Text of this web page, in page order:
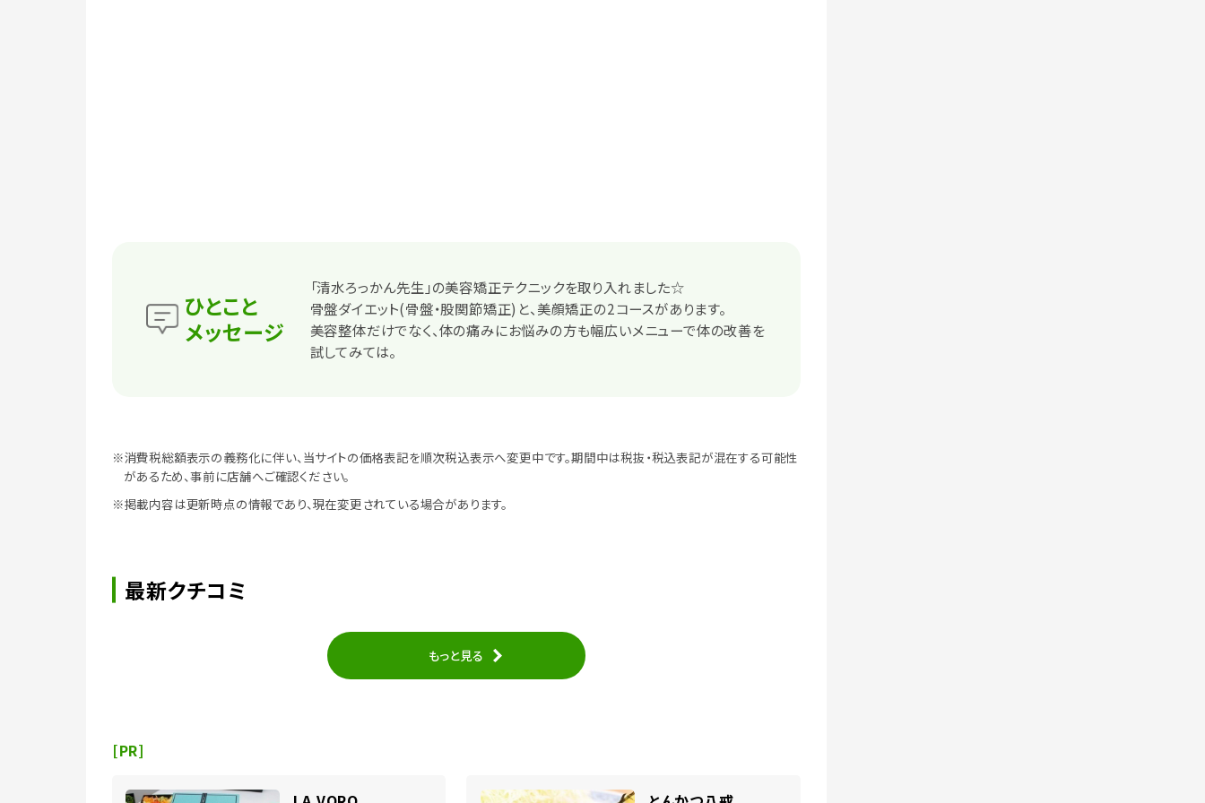
ひとこと
メッセージ
「清水ろっかん先生」の美容矯正テクニックを取り入れました☆
骨盤ダイエット(骨盤・股関節矯正)と、美顔矯正の2コースがあります。
美容整体だけでなく、体の痛みにお悩みの方も幅広いメニューで体の改善を
試してみては。
※消費税総額表示の義務化に伴い、当サイトの価格表記を順次税込表示へ変更中です。期間中は税抜・税込表記が混在する可能性
があるため、事前に店舗へご確認ください。
※掲載内容は更新時点の情報であり、現在変更されている場合があります。
最新クチコミ
もっと見る
[PR]